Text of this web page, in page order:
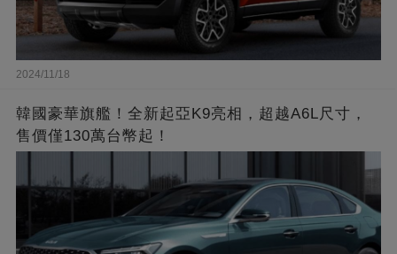
2024/11/18
韓國豪華旗艦！全新起亞K9亮相，超越A6L尺寸，
售價僅130萬台幣起！